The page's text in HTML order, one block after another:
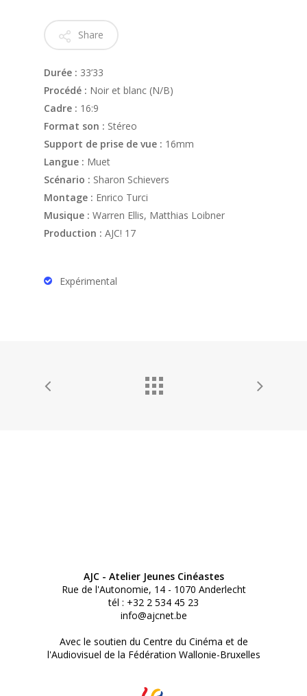
Share
Durée : 33’33
Procédé : Noir et blanc (N/B)
Cadre : 16:9
Format son : Stéreo
Support de prise de vue : 16mm
Langue : Muet
Scénario : Sharon Schievers
Montage : Enrico Turci
Musique : Warren Ellis, Matthias Loibner
Production : AJC! 17
Expérimental
AJC - Atelier Jeunes Cinéastes
Rue de l'Autonomie, 14 - 1070 Anderlecht
tél : +32 2 534 45 23
info@ajcnet.be
Avec le soutien du Centre du Cinéma et de
l'Audiovisuel de la Fédération Wallonie-Bruxelles